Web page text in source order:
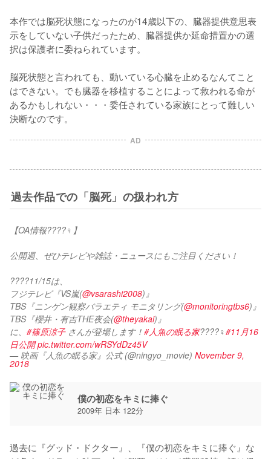
本作では脳死状態になったのが14歳以下の、臓器提供意思表
示をしていない子供だったため、臓器提供か延命措置かの選
択は保護者に委ねられています。
脳死状態と言われても、動いている心臓を止めるなんてこと
はできない。でも臓器を移植することによって救われる命が
あるかもしれない・・・委任されている家族にとって難しい
決断なのです。
AD
過去作品での「脳死」の扱われ方
【OA情報????‍♀️】
公開週、ぜひテレビや雑誌・ニュースにもご注目ください！
????11/15は、
フジテレビ『VS嵐(@vsarashi2008)』
TBS『ニンゲン観察バラエティ モニタリング(@monitoringtbs6)』
TBS『櫻井・有吉THE夜会(@theyakai)』
に、 #篠原涼子 さんが登場します！ #人魚の眠る家????‍♀️ #11月16
日公開 pic.twitter.com/wRSYdDz45V
— 映画『人魚の眠る家』公式 (@ningyo_movie) November 9,
2018
僕の初恋をキミに捧ぐ
2009年 日本 122分
過去に『グッド・ドクター』、『僕の初恋をキミに捧ぐ』な